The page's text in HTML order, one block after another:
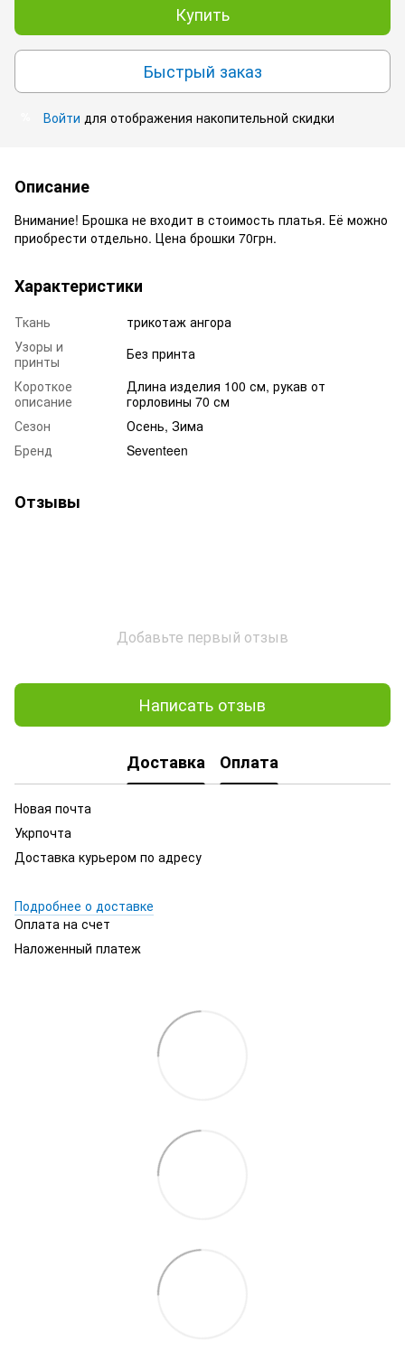
Купить
Быстрый заказ
Войти для отображения накопительной скидки
Описание
Внимание! Брошка не входит в стоимость платья. Её можно
приобрести отдельно. Цена брошки 70грн.
Характеристики
Ткань
трикотаж ангора
Узоры и
принты
Без принта
Короткое
описание
Длина изделия 100 см, рукав от
горловины 70 см
Сезон
Осень, Зима
Бренд
Seventeen
Отзывы
Добавьте первый отзыв
Написать отзыв
Доставка Оплата
Новая почта
Укрпочта
Доставка курьером по адресу
Подробнее о доставке
Оплата на счет
Наложенный платеж